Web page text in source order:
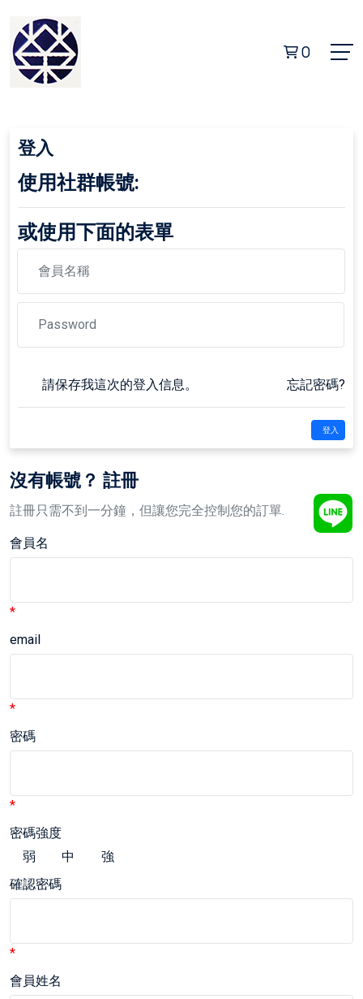
0
登入
使用社群帳號:
或使用下面的表單
請保存我這次的登入信息。 忘記密碼?
登入
沒有帳號？ 註冊
註冊只需不到一分鐘，但讓您完全控制您的訂單.
會員名
*
email
*
密碼
*
密碼強度
弱
中
強
確認密碼
*
會員姓名